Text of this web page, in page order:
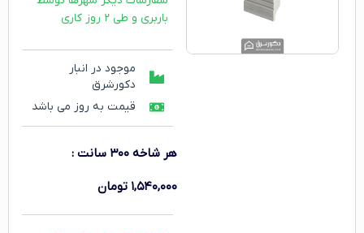
باربری و طی ۲ روز کاری
موجود در انبار
دکورشرق
قیمت به روز می باشد
هر شاخه ۳۰۰ سانت :
۱,۵۴۰,۰۰۰ تومان